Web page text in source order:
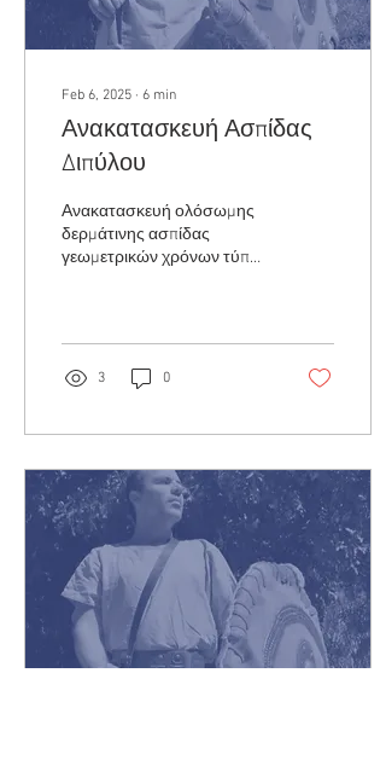
Feb 6, 2025 ∙ 6 min
Ανακατασκευή Ασπίδας
Διπύλου
Ανακατασκευή ολόσωμης
δερμάτινης ασπίδας
γεωμετρικών χρόνων τύπου
Σύλλογος...
3 0